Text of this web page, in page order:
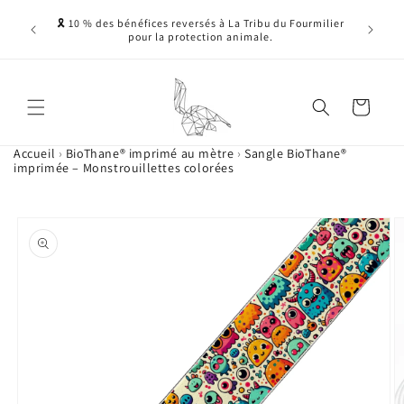
Ignorer et passer
au contenu
-
🎗️ 10 % des bénéfices reversés à La Tribu du Fourmilier
pour la protection animale.
Panier
Accueil › BioThane® imprimé au mètre › Sangle BioThane®
imprimée – Monstrouillettes colorées
informations
produits